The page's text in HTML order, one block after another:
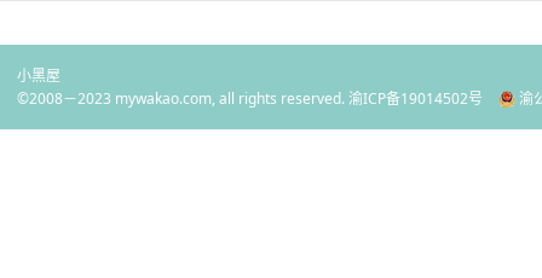
小黑屋
©2008－2023 mywakao.com, all rights reserved.渝ICP备19014502号 渝